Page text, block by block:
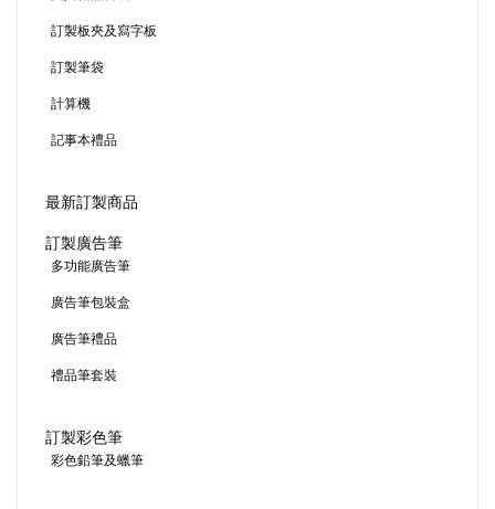
訂製板夾及寫字板
訂製筆袋
計算機
記事本禮品
最新訂製商品
訂製廣告筆
多功能廣告筆
廣告筆包裝盒
廣告筆禮品
禮品筆套裝
訂製彩色筆
彩色鉛筆及蠟筆